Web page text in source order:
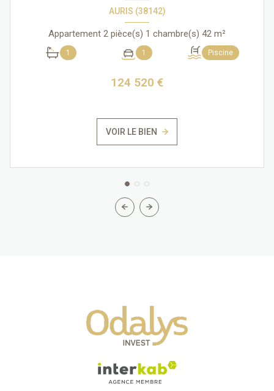
AURIS (38142)
Appartement 2 pièce(s) 1 chambre(s) 42 m²
1 1 Piscine
124 520 €
VOIR LE BIEN